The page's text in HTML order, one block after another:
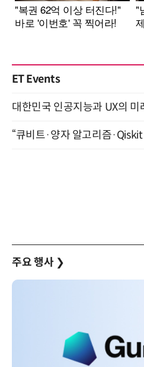
ET Events
주요 행사 ❯